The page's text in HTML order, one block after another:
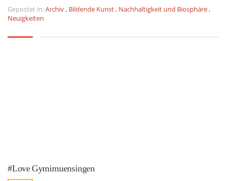
Gepostet in:Archiv, Bildende Kunst, Nachhaltigkeit und Biosphäre,
Neuigkeiten
#Love Gymimuensingen